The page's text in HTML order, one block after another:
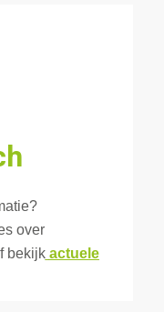
over
bekijk actuele